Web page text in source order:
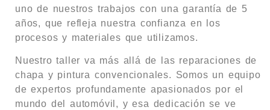
uno de nuestros trabajos con una garantía de 5
años, que refleja nuestra confianza en los
procesos y materiales que utilizamos.
Nuestro taller va más allá de las reparaciones de
chapa y pintura convencionales. Somos un equipo
de expertos profundamente apasionados por el
mundo del automóvil, y esa dedicación se ve